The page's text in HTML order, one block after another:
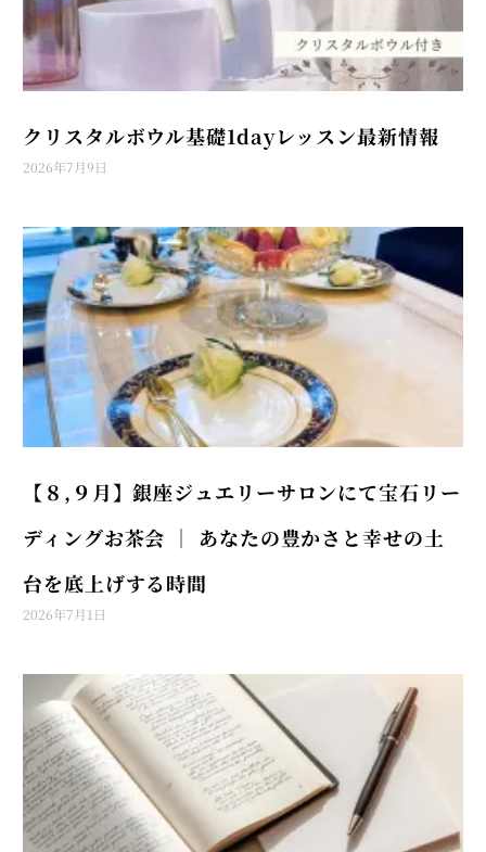
クリスタルボウル基礎1dayレッスン最新情報
2026年7月9日
【８,９月】銀座ジュエリーサロンにて宝石リー
ディングお茶会 │ あなたの豊かさと幸せの土
台を底上げする時間
2026年7月1日